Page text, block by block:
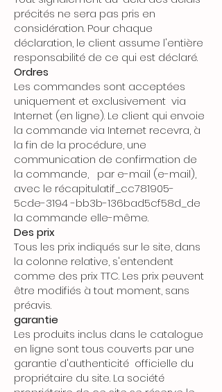
précités ne sera pas pris en
considération. Pour chaque
déclaration, le client assume l'entière
responsabilité de ce qui est déclaré.
Ordres
Les commandes sont acceptées
uniquement et exclusivement via
Internet (en ligne). Le client qui envoie
la commande via Internet recevra, à
la fin de la procédure, une
communication de confirmation de
la commande, par e-mail (e-mail),
avec le récapitulatif_cc781905-
5cde-3194 -bb3b-136bad5cf58d_de
la commande elle-même.
Des prix
Tous les prix indiqués sur le site, dans
la colonne relative, s'entendent
comme des prix TTC. Les prix peuvent
être modifiés à tout moment, sans
préavis.
garantie
Les produits inclus dans le catalogue
en ligne sont tous couverts par une
garantie d'authenticité officielle du
propriétaire du site. La société